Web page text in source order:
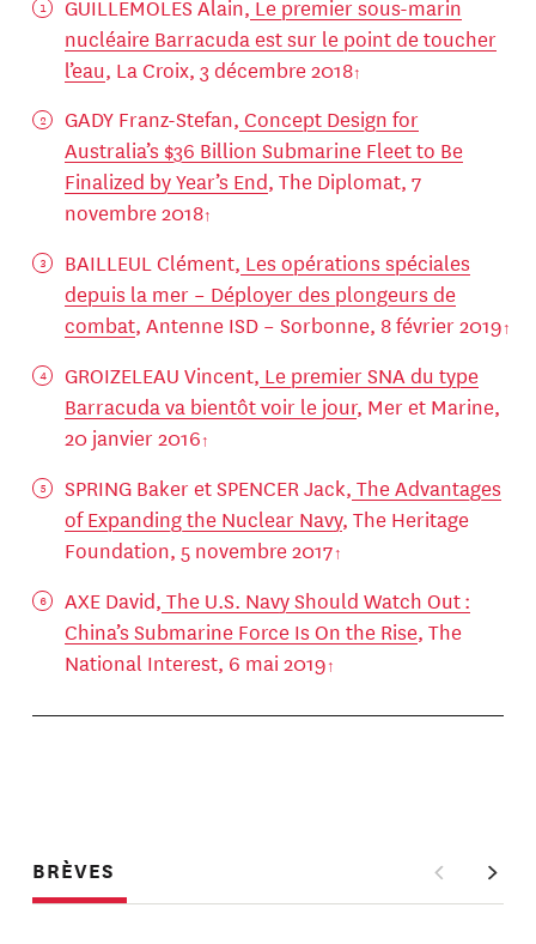
GUILLEMOLES Alain, Le premier sous-marin
nucléaire Barracuda est sur le point de toucher
l’eau, La Croix, 3 décembre 2018
GADY Franz-Stefan, Concept Design for
Australia’s $36 Billion Submarine Fleet to Be
Finalized by Year’s End, The Diplomat, 7
novembre 2018
BAILLEUL Clément, Les opérations spéciales
depuis la mer – Déployer des plongeurs de
combat, Antenne ISD – Sorbonne, 8 février 2019
GROIZELEAU Vincent, Le premier SNA du type
Barracuda va bientôt voir le jour, Mer et Marine,
20 janvier 2016
SPRING Baker et SPENCER Jack, The Advantages
of Expanding the Nuclear Navy, The Heritage
Foundation, 5 novembre 2017
AXE David, The U.S. Navy Should Watch Out :
China’s Submarine Force Is On the Rise, The
National Interest, 6 mai 2019
BRÈVES